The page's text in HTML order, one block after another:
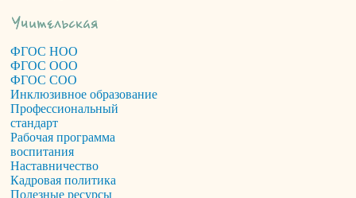
ФГОС НОО
ФГОС ООО
ФГОС СОО
Инклюзивное образование
Профессиональный
стандарт
Рабочая программа
воспитания
Наставничество
Кадровая политика
Полезные ресурсы